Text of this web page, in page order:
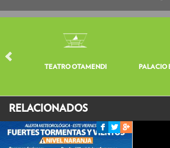
TEATRO OTAMENDI PALACIO
RELACIONADOS